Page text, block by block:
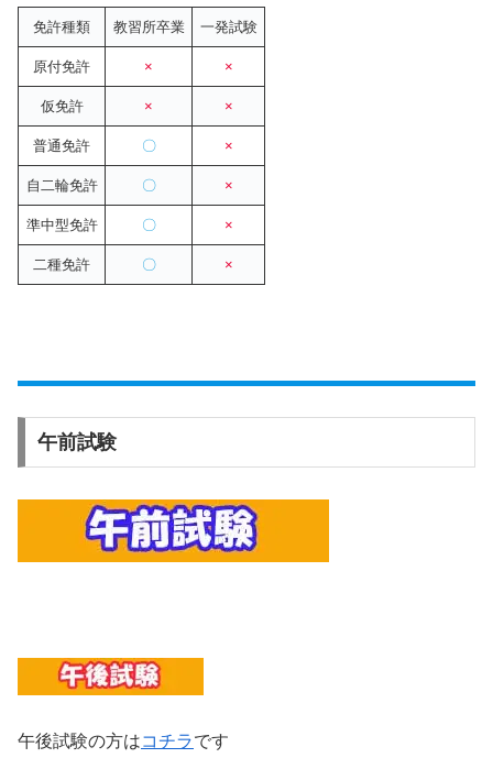
免許種類 教習所卒業 一発試験
原付免許 × ×
仮免許 × ×
普通免許 〇 ×
自二輪免許 〇 ×
準中型免許 〇 ×
二種免許 〇 ×
午前試験
午後試験の方はコチラです